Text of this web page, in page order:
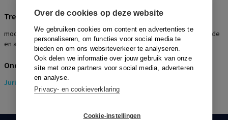
Over de cookies op deze website
We gebruiken cookies om content en advertenties te
personaliseren, om functies voor social media te
bieden en om ons websiteverkeer te analyseren.
Ook delen we informatie over jouw gebruik van onze
site met onze partners voor social media, adverteren
en analyse.
Privacy- en cookieverklaring
Cookie-instellingen
Trefwoorden
moord, doodslag en verkrachting, verbergen lichamen, shockschade
en affectieschade
Onderwerpen
Juridisch > Aansprakelijkheidsrecht